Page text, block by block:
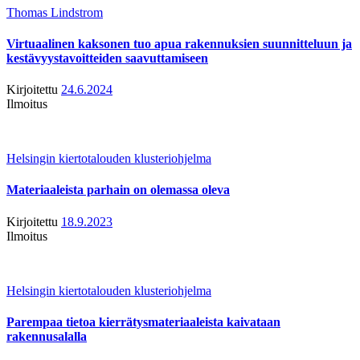
Thomas Lindstrom
Virtuaalinen kaksonen tuo apua rakennuksien suunnitteluun ja
kestävyystavoitteiden saavuttamiseen
Kirjoitettu 24.6.2024
Ilmoitus
Helsingin kiertotalouden klusteriohjelma
Materiaaleista parhain on olemassa oleva
Kirjoitettu 18.9.2023
Ilmoitus
Helsingin kiertotalouden klusteriohjelma
Parempaa tietoa kierrätysmateriaaleista kaivataan
rakennusalalla